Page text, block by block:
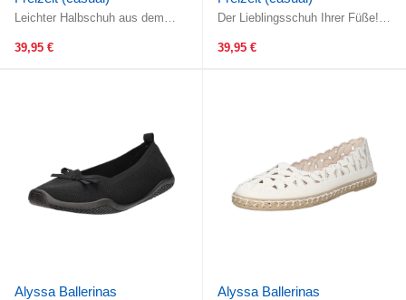
Leichter Halbschuh aus dem
hochwertige schwarzem rauem
39,95 €
Der Lieblingsschuh Ihrer Füße!
Grundton beigem textilem ...
39,95 €
Alyssa Ballerinas Alyssa Ballerinas